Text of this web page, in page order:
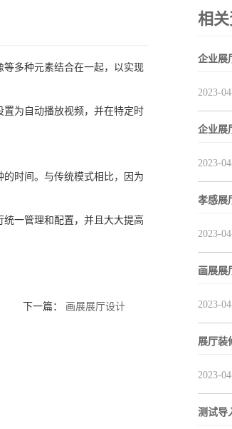
多种元素结合在一起，以实现
为自动播放视频，并在特定时
时间。与传统模式相比，因为
一管理和配置，并且大大提高
下一篇： 画展展厅设计
相
企业展
2023-
企业展
2023-
孝感展
2023-
画展展
2023-
展厅装
2023-
测试导